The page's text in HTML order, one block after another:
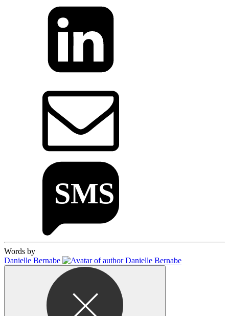
Words by
Danielle Bernabe